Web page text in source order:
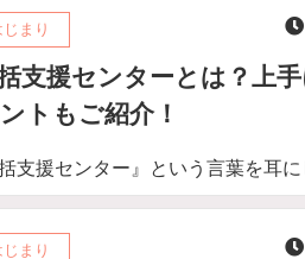
まり
支援センターとは？上
トもご紹介！
括支援センター』という言葉を耳
まり